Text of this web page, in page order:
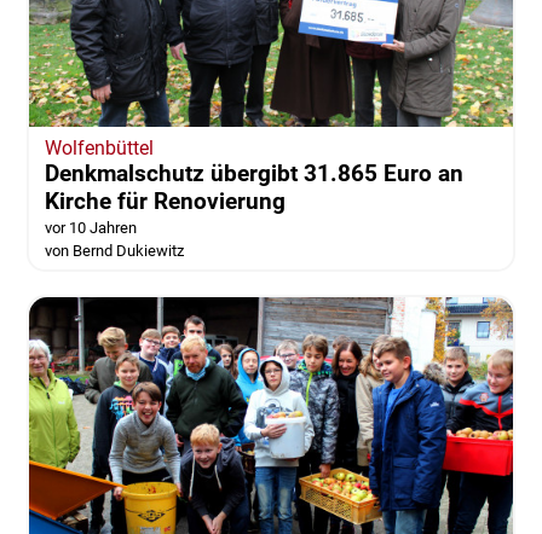
Wolfenbüttel
Denkmalschutz übergibt 31.865 Euro an
Kirche für Renovierung
vor 10 Jahren
von Bernd Dukiewitz